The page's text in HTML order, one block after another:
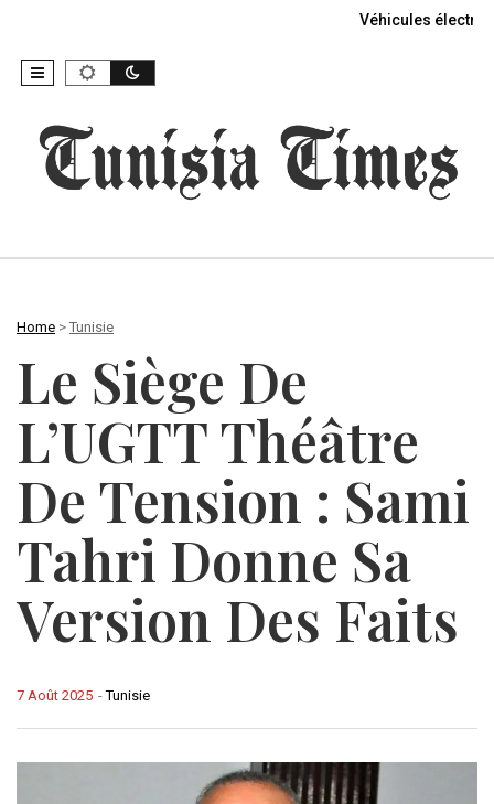
Véhicules
Home > Tunisie
Le Siège De
L’UGTT Théâtre
De Tension : Sami
Tahri Donne Sa
Version Des Faits
-Tunisie
7 Août 2025